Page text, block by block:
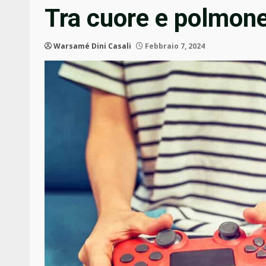
Tra cuore e
Warsamé Dini Casali Febbraio 7, 2024